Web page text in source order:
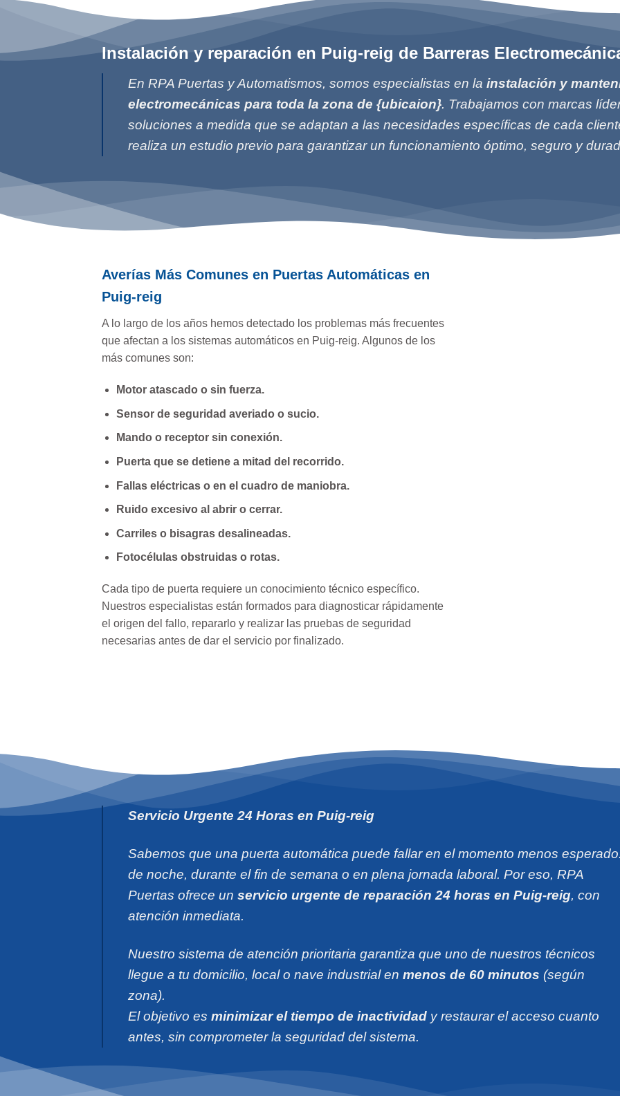
Instalación y reparación en Puig-reig de Barreras
En RPA Puertas y Automatismos, somos especialistas en la instalación y
electromecánicas para toda la zona de {ubicaion}. Trabajamos con marcas
soluciones a medida que se adaptan a las necesidades específicas de cada
realiza un estudio previo para garantizar un funcionamiento óptimo, seguro y
Averías Más Comunes en Puertas Automáticas en
Puig-reig
A lo largo de los años hemos detectado los problemas más frecuentes
que afectan a los sistemas automáticos en Puig-reig. Algunos de los
más comunes son:
Motor atascado o sin fuerza.
Sensor de seguridad averiado o sucio.
Mando o receptor sin conexión.
Puerta que se detiene a mitad del recorrido.
Fallas eléctricas o en el cuadro de maniobra.
Ruido excesivo al abrir o cerrar.
Carriles o bisagras desalineadas.
Fotocélulas obstruidas o rotas.
Cada tipo de puerta requiere un conocimiento técnico específico.
Nuestros especialistas están formados para diagnosticar rápidamente
el origen del fallo, repararlo y realizar las pruebas de seguridad
necesarias antes de dar el servicio por finalizado.
Servicio Urgente 24 Horas en Puig-reig
Sabemos que una puerta automática puede fallar en el momento menos
de noche, durante el fin de semana o en plena jornada laboral. Por eso, RPA
Puertas ofrece un servicio urgente de reparación 24 horas en Puig-reig, con
atención inmediata.
Nuestro sistema de atención prioritaria garantiza que uno de nuestros técnicos
llegue a tu domicilio, local o nave industrial en menos de 60 minutos (según
zona).
El objetivo es minimizar el tiempo de inactividad y restaurar el acceso cuanto
antes, sin comprometer la seguridad del sistema.